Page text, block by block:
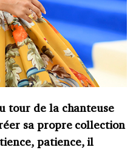
tour de la chanteuse
sa propre collection
patience, il